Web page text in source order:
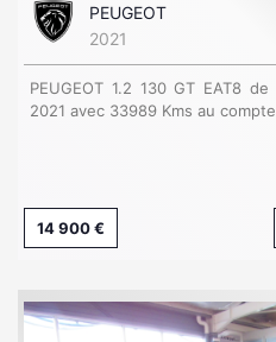
PEUGEOT
2021
PEUGEOT 1.2 130 GT EAT8
2021 avec 33989 Kms au
14 900 €